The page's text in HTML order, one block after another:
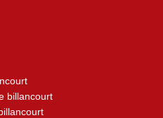
billancourt